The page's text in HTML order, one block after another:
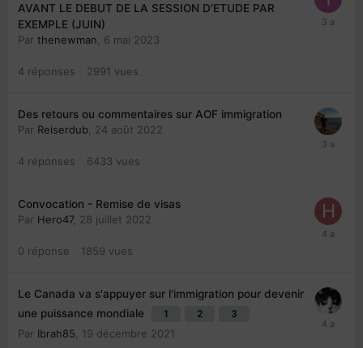
AVANT LE DEBUT DE LA SESSION D'ETUDE PAR
EXEMPLE (JUIN)
Par thenewman 6 mai 2023
4 réponses 2991 vues
Des retours ou commentaires sur AOF immigration
Par Reiserdub 24 août 2022
4 réponses 6433 vues
Convocation - Remise de visas
Par Hero47, 28 juillet 2022
0 réponse 1859 vues
Le Canada va s'appuyer sur l'immigration pour devenir
une puissance mondiale
1 2 3
Par Ibrah85 19 décembre 2021